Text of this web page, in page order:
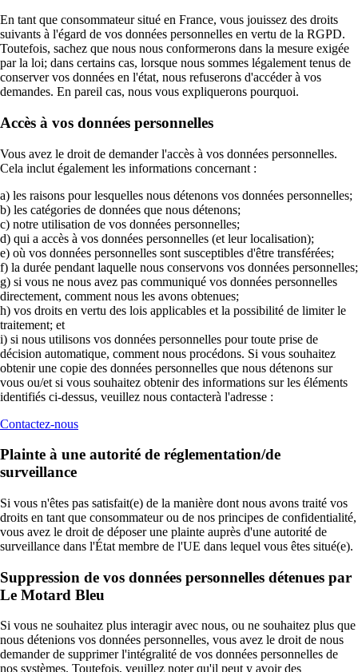
En tant que consommateur situé en France, vous jouissez des droits
suivants à l'égard de vos données personnelles en vertu de la RGPD.
Toutefois, sachez que nous nous conformerons dans la mesure exigée
par la loi; dans certains cas, lorsque nous sommes légalement tenus de
conserver vos données en l'état, nous refuserons d'accéder à vos
demandes. En pareil cas, nous vous expliquerons pourquoi.
Accès à vos données personnelles
Vous avez le droit de demander l'accès à vos données personnelles.
Cela inclut également les informations concernant :
a) les raisons pour lesquelles nous détenons vos données personnelles;
b) les catégories de données que nous détenons;
c) notre utilisation de vos données personnelles;
d) qui a accès à vos données personnelles (et leur localisation);
e) où vos données personnelles sont susceptibles d'être transférées;
f) la durée pendant laquelle nous conservons vos données personnelles;
g) si vous ne nous avez pas communiqué vos données personnelles
directement, comment nous les avons obtenues;
h) vos droits en vertu des lois applicables et la possibilité de limiter le
traitement; et
i) si nous utilisons vos données personnelles pour toute prise de
décision automatique, comment nous procédons. Si vous souhaitez
obtenir une copie des données personnelles que nous détenons sur
vous ou/et si vous souhaitez obtenir des informations sur les éléments
identifiés ci-dessus, veuillez nous contacterà l'adresse :
Contactez-nous
Plainte à une autorité de réglementation/de
surveillance
Si vous n'êtes pas satisfait(e) de la manière dont nous avons traité vos
droits en tant que consommateur ou de nos principes de confidentialité,
vous avez le droit de déposer une plainte auprès d'une autorité de
surveillance dans l'État membre de l'UE dans lequel vous êtes situé(e).
Suppression de vos données personnelles détenues par
Le Motard Bleu
Si vous ne souhaitez plus interagir avec nous, ou ne souhaitez plus que
nous détenions vos données personnelles, vous avez le droit de nous
demander de supprimer l'intégralité de vos données personnelles de
nos systèmes. Toutefois, veuillez noter qu'il peut y avoir des